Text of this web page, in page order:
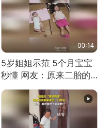
00:14
5岁姐姐示范 5个月宝宝
秒懂 网友：原来二胎的
快乐长这样